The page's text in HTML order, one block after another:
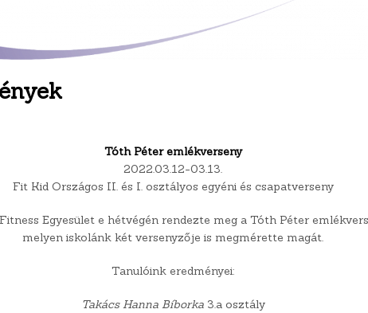
Tóth Péter emlékverseny
2022.03.12-03.13.
Fit Kid Országos II. és I. osztályos egyéni és csapatverseny
Egyesület e hétvégén rendezte meg a Tóth Péter
melyen iskolánk két versenyzője is megmérette magát.
Tanulóink eredményei:
Takács Hanna Bíborka3.a osztály